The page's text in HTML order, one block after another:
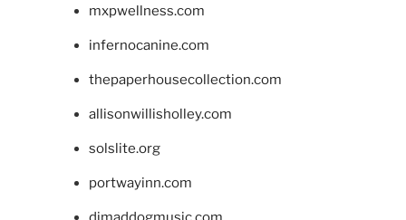
mxpwellness.com
infernocanine.com
thepaperhousecollection.com
allisonwillisholley.com
solslite.org
portwayinn.com